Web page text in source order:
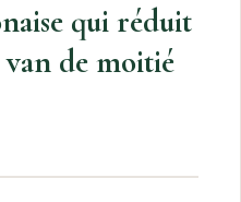
qui réduit
van de moitié